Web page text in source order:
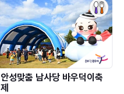
안성맞춤 남사당 바우덕이축
제